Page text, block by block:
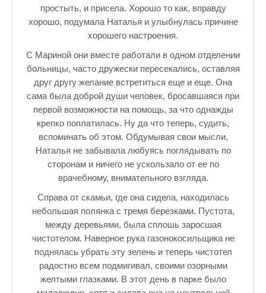
простыть, и присела. Хорошо то как, вправду
хорошо, подумала Наталья и улыбнулась причине
хорошего настроения.
С Мариной они вместе работали в одном отделении
больницы, часто дружески пересекались, оставляя
друг другу желание встретиться еще и еще. Она
сама была доброй души человек, бросавшаяся при
первой возможности на помощь, за что однажды
крепко поплатилась. Ну да что теперь, судить,
вспоминать об этом. Обдумывая свои мысли,
Наталья не забывала любуясь поглядывать по
сторонам и ничего не ускользало от ее по
врачебному, внимательного взгляда.
Справа от скамьи, где она сидела, находилась
небольшая полянка с тремя березками. Пустота,
между деревьями, была сплошь заросшая
чистотелом. Наверное рука газонокосильщика не
поднялась убрать эту зелень и теперь чистотел
радостно всем подмигивал, своими озорными
желтыми глазками. В этот день в парке было